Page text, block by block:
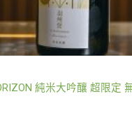
純米大吟釀 超限定